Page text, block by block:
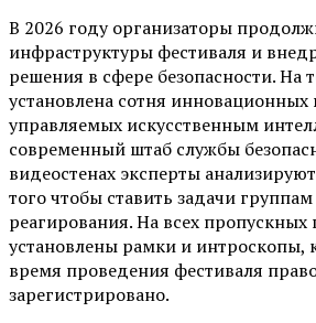
В 2026 году организаторы
инфраструктуры фестиваля и
решения в сфере безопасности. На
установлена сотня инновационных
управляемых искусственным
современный штаб службы
видеостенах эксперты
того чтобы ставить задачи
реагирования. На всех пропускных
установлены рамки и интроскопы,
время проведения фестиваля
зарегистрировано.